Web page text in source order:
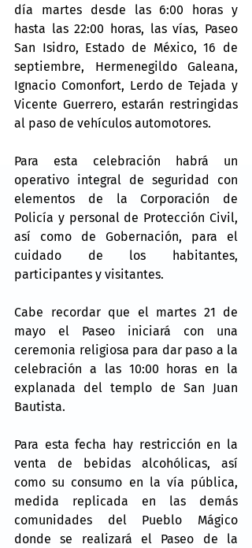
día martes desde las 6:00 horas y
hasta las 22:00 horas, las vías, Paseo
San Isidro, Estado de México, 16 de
septiembre, Hermenegildo Galeana,
Ignacio Comonfort, Lerdo de Tejada y
Vicente Guerrero, estarán restringidas
al paso de vehículos automotores.
Para esta celebración habrá un
operativo integral de seguridad con
elementos de la Corporación de
Policía y personal de Protección Civil,
así como de Gobernación, para el
cuidado de los habitantes,
participantes y visitantes.
Cabe recordar que el martes 21 de
mayo el Paseo iniciará con una
ceremonia religiosa para dar paso a la
celebración a las 10:00 horas en la
explanada del templo de San Juan
Bautista.
Para esta fecha hay restricción en la
venta de bebidas alcohólicas, así
como su consumo en la vía pública,
medida replicada en las demás
comunidades del Pueblo Mágico
donde se realizará el Paseo de la